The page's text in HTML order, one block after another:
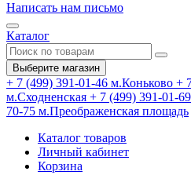
Написать нам письмо
Каталог
Выберите магазин
+ 7 (499) 391-01-46 м.Коньково +
м.Сходненская + 7 (499) 391-01-69
70-75 м.Преображенская площадь
Каталог товаров
Личный кабинет
Корзина